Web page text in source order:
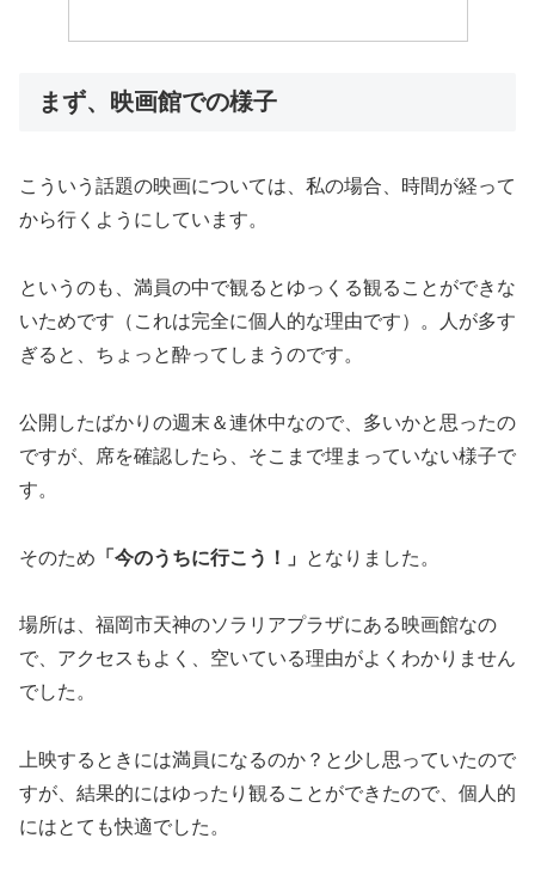
まず、映画館での様子
こういう話題の映画については、私の場合、時間が経って
から行くようにしています。
というのも、満員の中で観るとゆっくる観ることができな
いためです（これは完全に個人的な理由です）。人が多す
ぎると、ちょっと酔ってしまうのです。
公開したばかりの週末＆連休中なので、多いかと思ったの
ですが、席を確認したら、そこまで埋まっていない様子で
す。
そのため 「今のうちに行こう！」 となりました。
場所は、福岡市天神のソラリアプラザにある映画館なの
で、アクセスもよく、空いている理由がよくわかりません
でした。
上映するときには満員になるのか？と少し思っていたので
すが、結果的にはゆったり観ることができたので、個人的
にはとても快適でした。